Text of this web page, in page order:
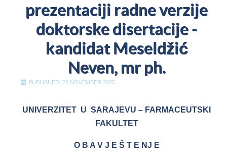
prezentaciji radne verzije
doktorske disertacije -
kandidat Meseldžić
Neven, mr ph.
PUBLISHED: 20 NOVEMBER 2025
UNIVERZITET U SARAJEVU – FARMACEUTSKI
FAKULTET
O B A V J E Š T E NJ E